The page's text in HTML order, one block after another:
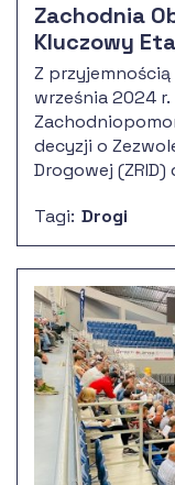
Zachodnia
Kluczowy
Z
września 2024
decyzji o
Drogowej
S6. To
inwestycji,
komunikacyjną
Tagi: Drogi